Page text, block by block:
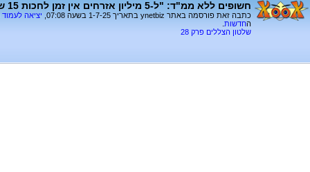
חשופים ללא ממ"ד: "ל-5 מיליון אזרחים אין זמן לחכות 15 שנים לפינוי בינוי"
כתבה זאת פורסמה באתר ynetbiz בתאריך 1-7-25 בשעה 07:08, יציאה
החדשות
שלטון הצללים פרק 28